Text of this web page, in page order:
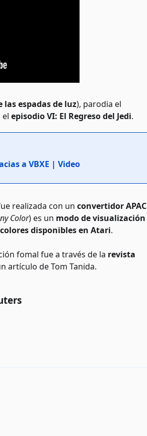
las espadas de luz), parodia el
el episodio VI: El Regreso del Jedi.
a VBXE | Video
realizada con un convertidor APAC
Color) es un modo de visualización
disponibles en Atari.
fomal fue a través de la revista
artículo de Tom Tanida.